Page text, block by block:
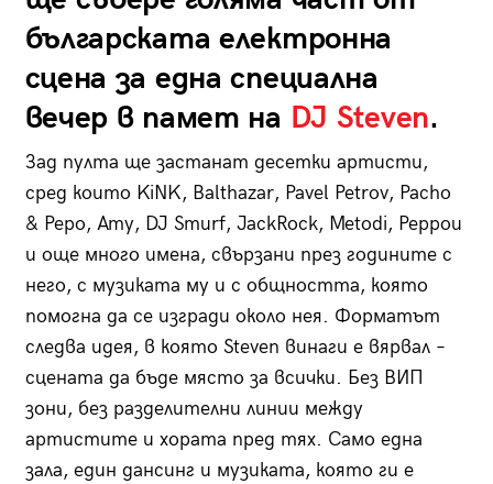
българската електронна
сцена за една специална
вечер в памет на DJ Steven.
Зад пулта ще застанат десетки артисти,
сред които KiNK, Balthazar, Pavel Petrov, Pacho
& Pepo, Amy, DJ Smurf, JackRock, Metodi, Peppou
и още много имена, свързани през годините с
него, с музиката му и с общността, която
помогна да се изгради около нея. Форматът
следва идея, в която Steven винаги е вярвал –
сцената да бъде място за всички. Без ВИП
зони, без разделителни линии между
артистите и хората пред тях. Само една
зала, един дансинг и музиката, която ги е